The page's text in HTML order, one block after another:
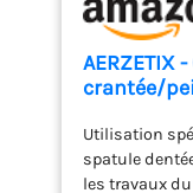
AERZETIX
crantée/
carrelage/
- poignée
acier
Utilisation
spatule
les travaux